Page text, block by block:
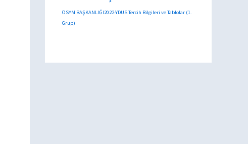
ÖSYM BAŞKANLIĞI2022-YDUS Tercih Bilgileri ve Tablolar (1.
Grup)